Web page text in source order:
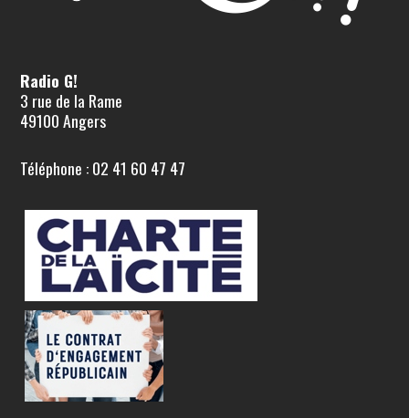
Radio G!
3 rue de la Rame
49100 Angers
Téléphone : 02 41 60 47 47